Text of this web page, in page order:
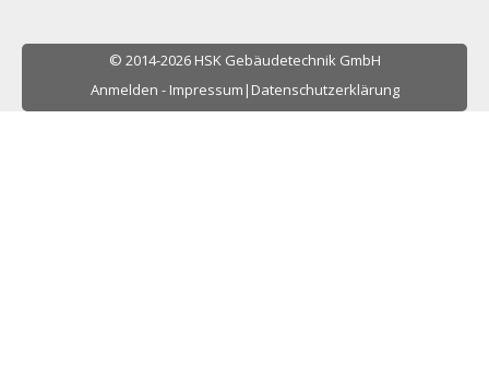
© 2014-2026 HSK Gebäudetechnik GmbH
Anmelden - Impressum | Datenschutzerklärung